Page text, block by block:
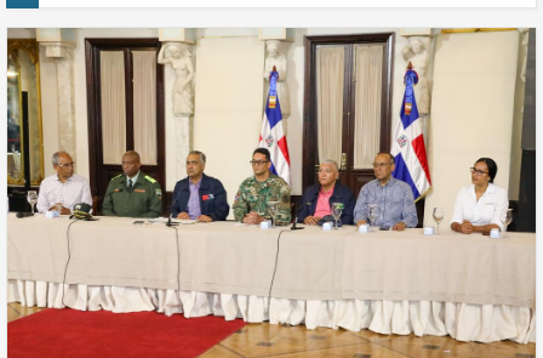
el Premio Anual Nacional de Poesía Salomé Ureña de Henríquez 2026